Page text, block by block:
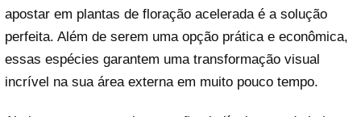
apostar em plantas de floração acelerada é a solução
perfeita. Além de serem uma opção prática e econômica,
essas espécies garantem uma transformação visual
incrível na sua área externa em muito pouco tempo.